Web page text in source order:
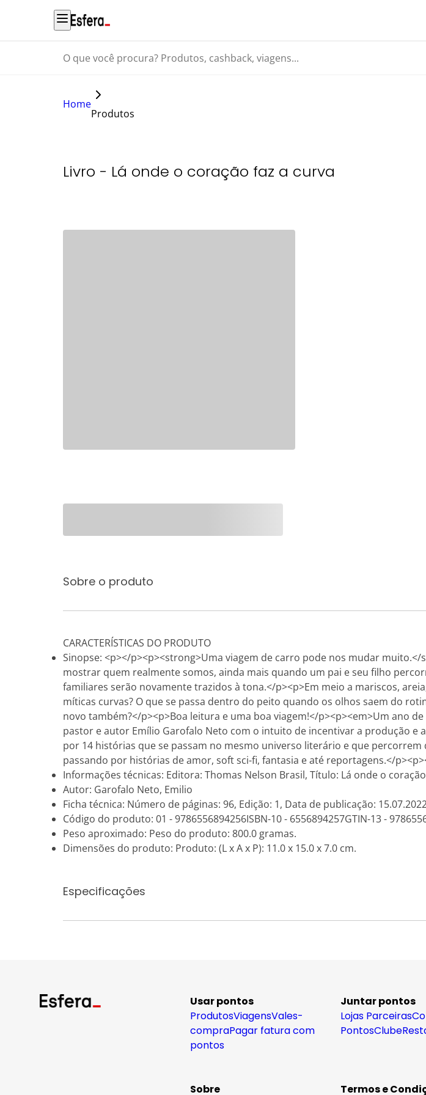
O que você procura? Produtos, cashback, viagens...
Home
Produtos
Livro - Lá onde o coração faz a curva
Sobre o produto
CARACTERÍSTICAS DO PRODUTO
Sinopse: <p></p><p><strong>Uma viagem de carro pode nos mudar
mostrar quem realmente somos, ainda mais quando um pai e seu filho
familiares serão novamente trazidos à tona.</p><p>Em meio a mariscos,
míticas curvas? O que se passa dentro do peito quando os olhos saem do
novo também?</p><p>Boa leitura e uma boa viagem!</p><p><em>Um ano
pastor e autor Emílio Garofalo Neto com o intuito de incentivar a produção
por 14 histórias que se passam no mesmo universo literário e que
passando por histórias de amor, soft sci-fi, fantasia e até reportagens.</
Informações técnicas: Editora: Thomas Nelson Brasil, Título: Lá onde o
Autor: Garofalo Neto, Emilio
Ficha técnica: Número de páginas: 96, Edição: 1, Data de publicação:
Código do produto: 01 - 9786556894256ISBN-10 - 6556894257GTIN-13 -
Peso aproximado: Peso do produto: 800.0 gramas.
Dimensões do produto: Produto: (L x A x P): 11.0 x 15.0 x 7.0 cm.
Especificações
Usar pontos
ProdutosViagensVales-
compraPagar fatura com
pontos
Juntar pontos
Lojas Parceiras
PontosClube
Sobre Termos e